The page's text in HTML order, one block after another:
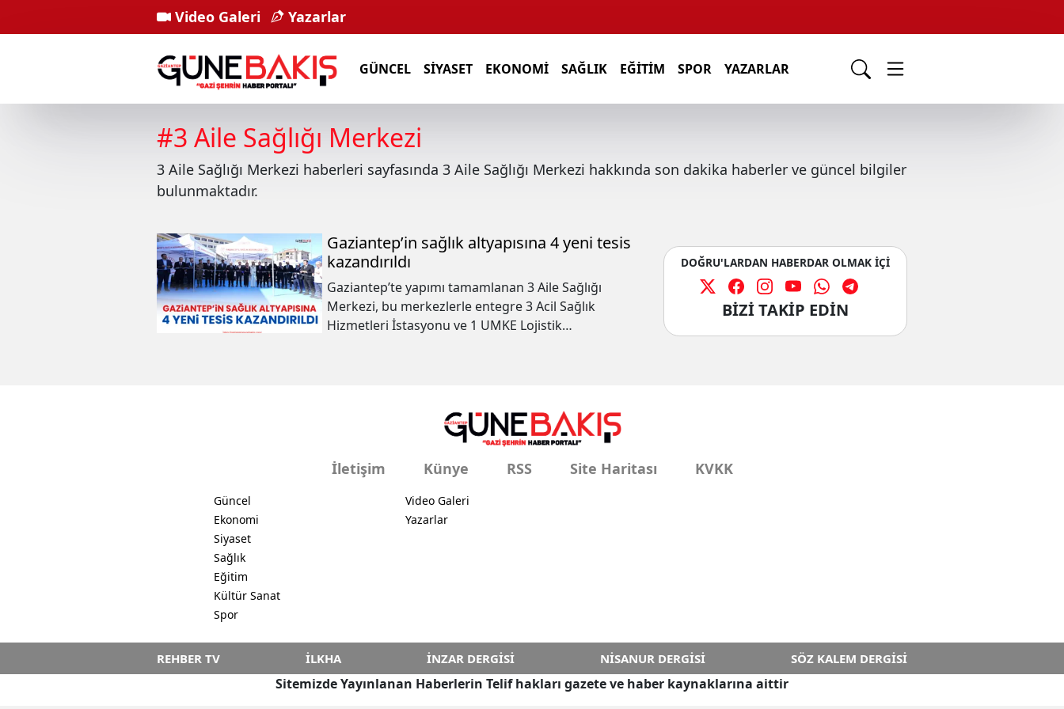
Video Galeri Yazarlar
GÜNCEL SIYASET EKONOMI SAĞLIK EĞITIM SPOR YAZARLAR
#3 Aile Sağlığı Merkezi
3 Aile Sağlığı Merkezi haberleri sayfasında 3 Aile Sağlığı Merkezi hakkında son dakika haberler ve güncel bilgiler
bulunmaktadır.
Gaziantep’in sağlık altyapısına 4 yeni tesis
kazandırıldı
Gaziantep’te yapımı tamamlanan 3 Aile Sağlığı
Merkezi, bu merkezlerle entegre 3 Acil Sağlık
Hizmetleri İstasyonu ve 1 UMKE Lojistik
DOĞRU'LARDAN HABERDAR OLMAK İÇİ
BİZİ TAKİP EDİN
İletişim Künye RSS Site Haritası KVKK
Güncel
Ekonomi
Siyaset
Sağlık
Eğitim
Kültür Sanat
Spor
Video Galeri
Yazarlar
REHBER TV İLKHA İNZAR DERGISI NISANUR DERGISI SÖZ KALEM DERGISI
Sitemizde Yayınlanan Haberlerin Telif hakları gazete ve haber kaynaklarına aittir